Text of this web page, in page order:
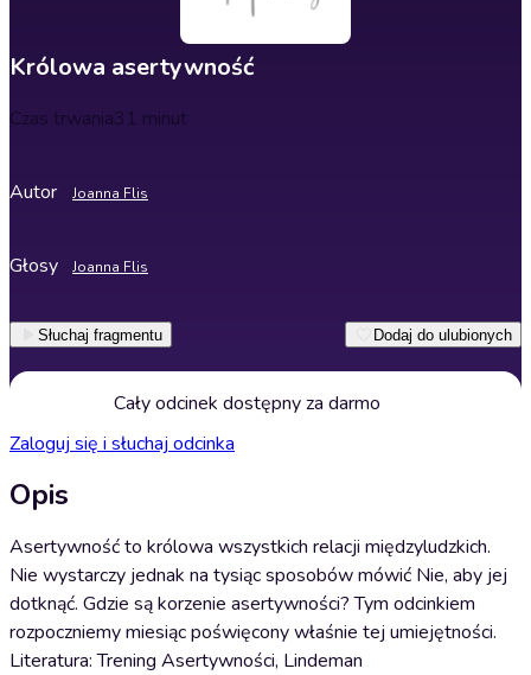
Królowa asertywność
Czas trwania31 minut
Autor Joanna Flis
Głosy Joanna Flis
Słuchaj fragmentu Dodaj do ulubionych
Cały odcinek dostępny za darmo
Zaloguj się i słuchaj odcinka
Opis
Asertywność to królowa wszystkich relacji międzyludzkich.
Nie wystarczy jednak na tysiąc sposobów mówić Nie, aby jej
dotknąć. Gdzie są korzenie asertywności? Tym odcinkiem
rozpoczniemy miesiąc poświęcony właśnie tej umiejętności.
Literatura: Trening Asertywności, Lindeman